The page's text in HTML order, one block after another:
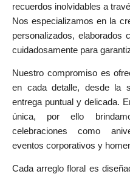
recuerdos inolvidables a
Nos especializamos en la
personalizados, elaborados
cuidadosamente para
Nuestro compromiso es
en cada detalle, desde la
entrega puntual y delicada.
única, por ello
celebraciones como
eventos corporativos y
Cada arreglo floral es